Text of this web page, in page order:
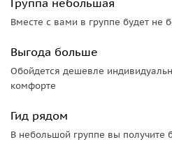
• Мини-группа: Это значит, что
внимания от гида и сможете
атмосферу места.
информацией, которую не
путеводителях.
Вместе с вами в группе будет не
Выгода больше
Обойдется дешевле
комфорте
Гид рядом
В небольшой группе вы получите